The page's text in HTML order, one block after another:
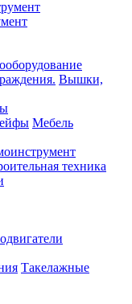
Вышки,
Мебель
техника
Такелажные